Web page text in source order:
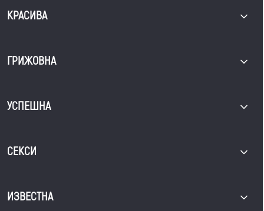
КРАСИВА
ГРИЖОВНА
УСПЕШНА
СЕКСИ
ИЗВЕСТНА